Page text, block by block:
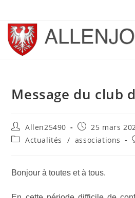
content
Message du club
Auteur/autrice
de
la
Allen25490
Publication
publiée :
25 mars
PostActualités / associations
Bonjour à toutes et à tous.